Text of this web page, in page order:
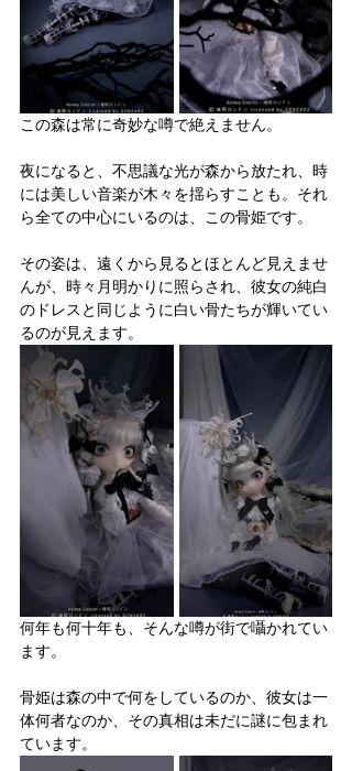
この森は常に奇妙な噂で絶えません。
夜になると、不思議な光が森から放たれ、時
には美しい音楽が木々を揺らすことも。それ
ら全ての中心にいるのは、この骨姫です。
その姿は、遠くから見るとほとんど見えませ
んが、時々月明かりに照らされ、彼女の純白
のドレスと同じように白い骨たちが輝いてい
るのが見えます。
何年も何十年も、そんな噂が街で囁かれてい
ます。
骨姫は森の中で何をしているのか、彼女は一
体何者なのか、その真相は未だに謎に包まれ
ています。